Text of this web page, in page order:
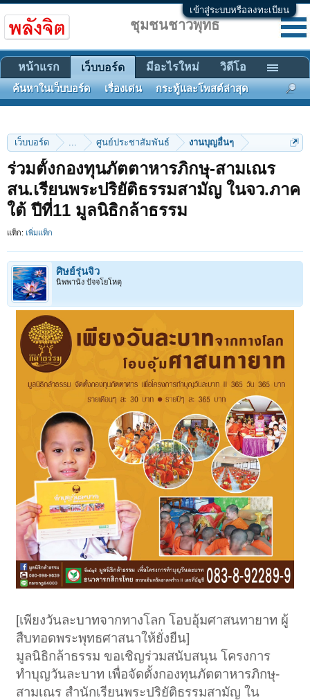
เข้าสู่ระบบหรือลงทะเบียน
เว็บบอร์ด ... ศูนย์ประชาสัมพันธ์ งานบุญอื่นๆ
ร่วมตั้งกองทุนภัตตาหารภิกษุ-สามเณร
สน.เรียนพระปริยัติธรรมสามัญ ในจว.ภาค
ใต้ ปีที่11 มูลนิธิกล้าธรรม
แท็ก: เพิ่มแท็ก
ศิษย์รุ่นจิ๋ว
นิพพานัง ปัจจโยโหตุ
[เพียงวันละบาทจากทางโลก โอบอุ้มศาสนทายาท ผู้
สืบทอดพระพุทธศาสนาให้ยั่งยืน]
มูลนิธิกล้าธรรม ขอเชิญร่วมสนับสนุน โครงการ
ทำบุญวันละบาท เพื่อจัดตั้งกองทุนภัตตาหารภิกษุ-
สามเณร สำนักเรียนพระปริยัติธรรมสามัญ ใน
ชุมชนชาวพุทธ
หน้าแรก เว็บบอร์ด
ค้นหาในเว็บบอร์ด เรื่องเด่น กระทู้และโพสต์ล่าสุด
มีอะไรใหม่ วิดีโอ